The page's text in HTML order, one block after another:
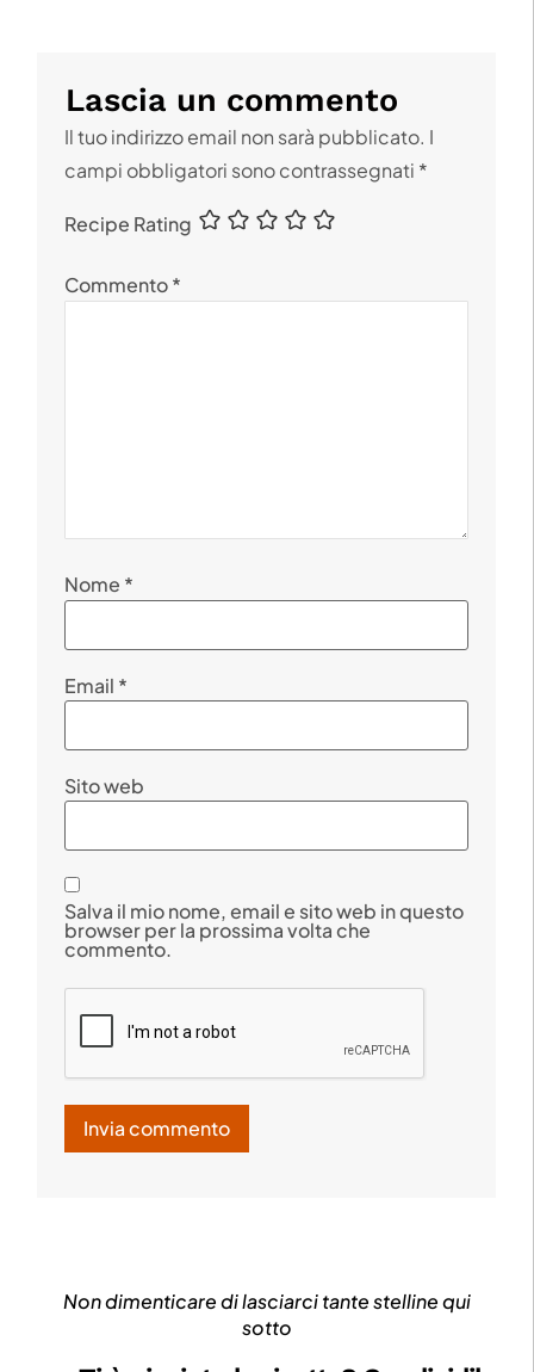
Lascia un commento
Il tuo indirizzo email non sarà pubblicato. I
campi obbligatori sono contrassegnati *
Recipe Rating
Commento*
Nome *
Email *
Sito web
Salva il mio nome, email e sito web in questo
browser per la prossima volta che
commento.
Non dimenticare di lasciarci tante stelline qui
sotto